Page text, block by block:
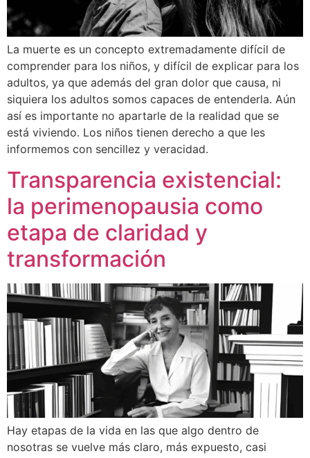
La muerte es un concepto extremadamente difícil de
comprender para los niños, y difícil de explicar para los
adultos, ya que además del gran dolor que causa, ni
siquiera los adultos somos capaces de entenderla. Aún
así es importante no apartarle de la realidad que se
está viviendo. Los niños tienen derecho a que les
informemos con sencillez y veracidad.
Transparencia existencial:
la perimenopausia como
etapa de claridad y
transformación
Hay etapas de la vida en las que algo dentro de
nosotras se vuelve más claro, más expuesto, casi